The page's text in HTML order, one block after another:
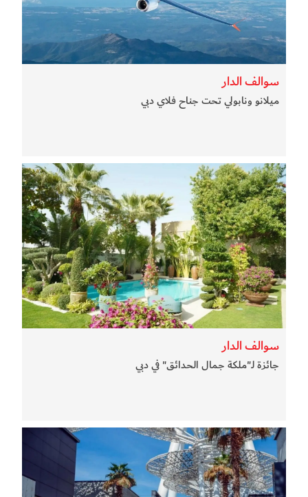
سوالف الدار
ميلانو ونابولي تحت جناح فلاي دبي
سوالف الدار
جائزة لـ"ملكة جمال الحدائق" في دبي